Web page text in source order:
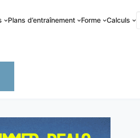
Plans d’entraînement Forme Calculs